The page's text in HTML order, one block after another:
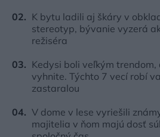
K bytu ladili aj škáry v
stereotyp, bývanie vyzerá
režiséra
Kedysi boli veľkým trendom,
vyhnite. Týchto 7 vecí robí
zastaralou
V dome v lese vyriešili
majitelia v ňom majú dosť